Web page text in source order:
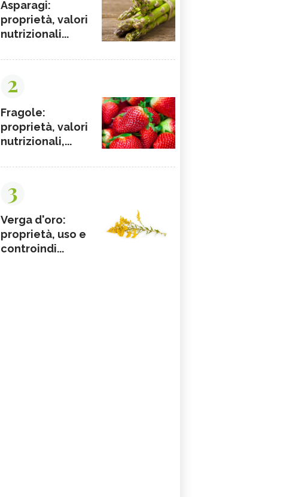
Asparagi:
proprietà, valori
nutrizionali...
2
Fragole:
proprietà, valori
nutrizionali,...
3
Verga d'oro:
proprietà, uso e
controindi...